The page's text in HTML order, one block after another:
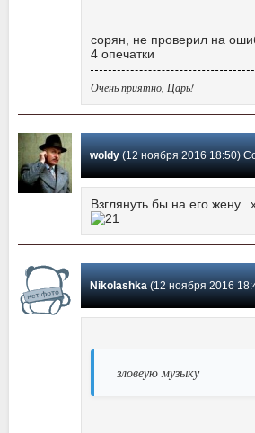
сорян, не проверил на
4 опечатки
Очень приятно, Царь!
woldy(12 ноября 2016 18:50)
Взглянуть бы на его
Nikolashka(12 ноября 2016 18:48)
зловеую музыку